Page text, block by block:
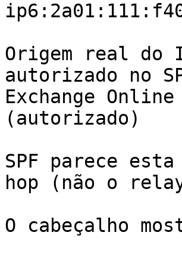
Origem real do
autorizado no
Exchange
(autorizado)
SPF parece
hop (não o
O cabeçalho